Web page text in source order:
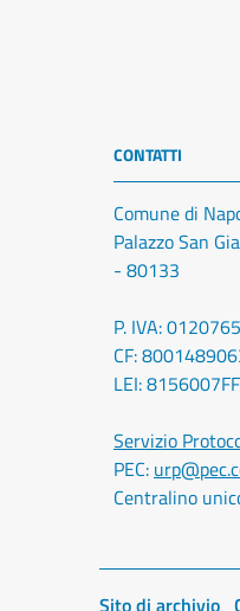
CONTATTI
Comune di
Palazzo San
- 80133
P. IVA:
CF:
LEI:
Servizio
PEC:
Centralino